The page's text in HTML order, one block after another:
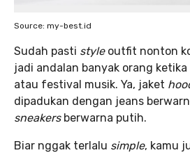
Source: my-best.id
Sudah pasti styleoutfit nonton
jadi andalan banyak orang
atau festival musik. Ya, jaket
dipadukan dengan jeans
sneakersberwarna putih.
Biar nggak terlalu simple, kamu